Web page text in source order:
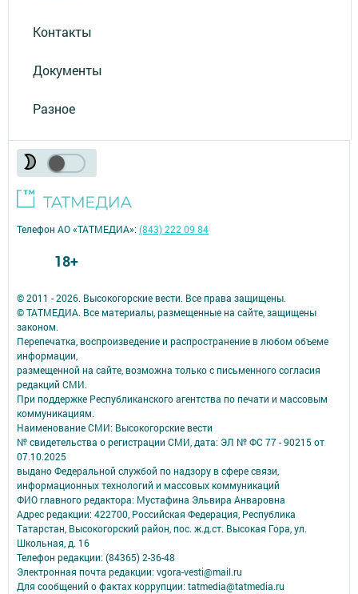
Контакты
Документы
Разное
© 2011 - 2026. Высокогорские вести. Все права защищены.
© ТАТМЕДИА. Все материалы, размещенные на сайте, защищены
законом.
Перепечатка, воспроизведение и распространение в любом объеме
информации,
размещенной на сайте, возможна только с письменного согласия
редакций СМИ.
При поддержке Республиканского агентства по печати и массовым
коммуникациям.
Наименование СМИ: Высокогорские вести
№ свидетельства о регистрации СМИ, дата: ЭЛ № ФС 77 - 90215 от
07.10.2025
выдано Федеральной службой по надзору в сфере связи,
информационных технологий и массовых коммуникаций
ФИО главного редактора: Мустафина Эльвира Анваровна
Адрес редакции: 422700, Российская Федерация, Республика
Татарстан, Высокогорский район, пос. ж.д.ст. Высокая Гора, ул.
Школьная, д. 16
Телефон редакции: (84365) 2-36-48
Электронная почта редакции: vgora-vesti@mail.ru
Для сообщений о фактах коррупции: tatmedia@tatmedia.ru
Телефон АО «ТАТМЕДИА»:(843) 222 09 84
18+